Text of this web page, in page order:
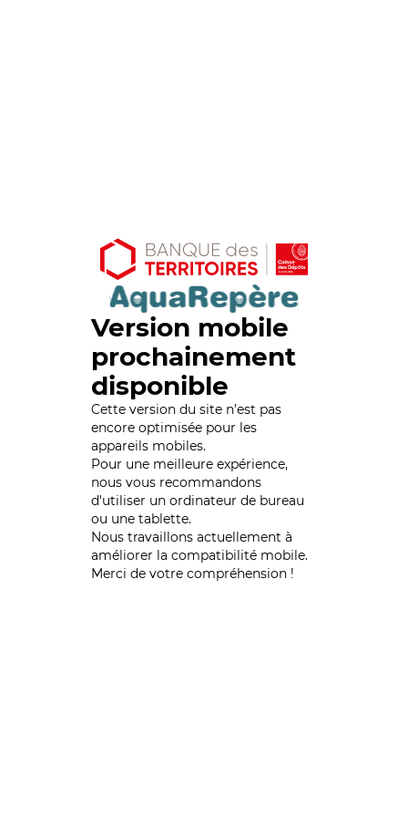
Version mobile
prochainement
disponible
Cette version du site n’est pas
encore optimisée pour les
appareils mobiles.
Pour une meilleure expérience,
nous vous recommandons
d'utiliser un ordinateur de bureau
ou une tablette.
Nous travaillons actuellement à
améliorer la compatibilité mobile.
Merci de votre compréhension !